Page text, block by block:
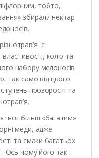
тобто,
збирали нектар
є
колір та
набору медоносів
Так само від цього
прозорості та
більш «багатим»
меди, адже
та смаки багатьох
Ось чому його так